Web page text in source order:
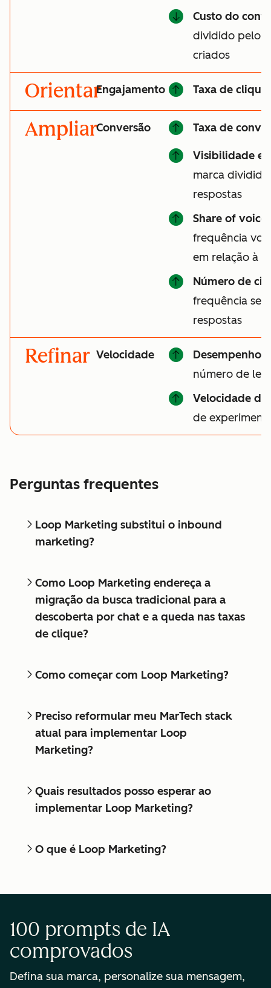
Custo do
dividido pelo
criados
OrientarEngajamento Taxa de
AmpliarConversão Taxa de
Visibilidade
marca
respostas
Share of voice
frequência
em relação à
Número de
frequência
respostas
Refinar Velocidade
Desempenho
número de
Velocidade do
de
Perguntas frequentes
Loop Marketing substitui o inbound
marketing?
Como Loop Marketing endereça a
migração da busca tradicional para a
descoberta por chat e a queda nas taxas
de clique?
Como começar com Loop Marketing?
Preciso reformular meu MarTech stack
atual para implementar Loop
Marketing?
Quais resultados posso esperar ao
implementar Loop Marketing?
O que é Loop Marketing?
100 prompts de IA
comprovados
Defina sua marca, personalize sua mensagem,